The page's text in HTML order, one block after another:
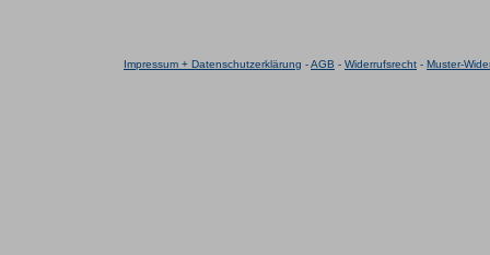
Impressum + Datenschutzerklärung -AGB - Widerrufsrecht - Muster-